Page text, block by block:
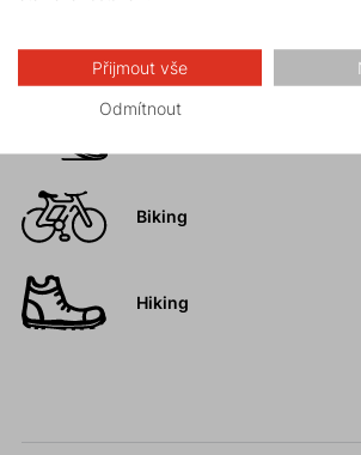
turistika
Trail running
Biking
Hiking
Přijmout vše
Odmítnout